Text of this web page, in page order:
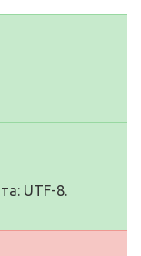
UTF-8.